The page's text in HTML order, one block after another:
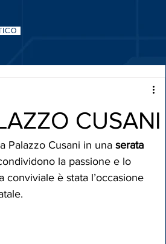
CUSANI
Palazzo Cusani in una serata
la passione e lo
è stata l’occasione